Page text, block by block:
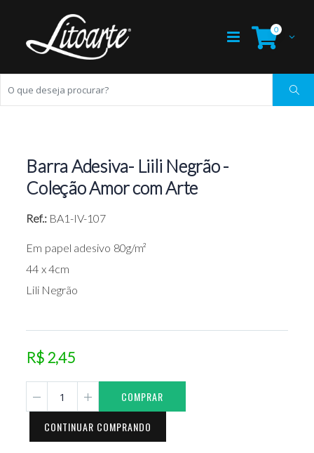
0
Barra Adesiva- Liili Negrão -
Coleção Amor com Arte
Ref.: BA1-IV-107
Em papel adesivo 80g/m²
44 x 4cm
Lili Negrão
R$ 2,45
COMPRAR
CONTINUAR COMPRANDO